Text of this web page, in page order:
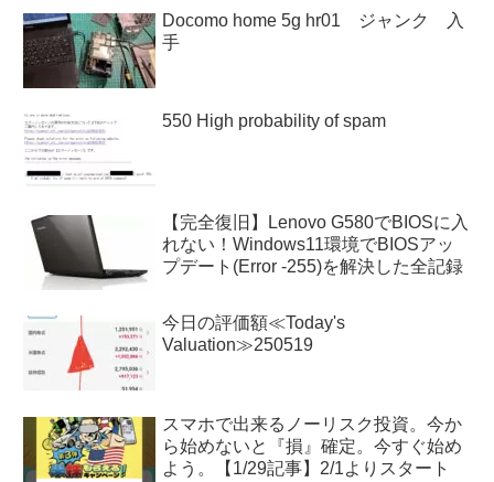
Docomo home 5g hr01 ジャンク 入
手
550 High probability of spam
【完全復旧】Lenovo G580でBIOSに入
れない！Windows11環境でBIOSアッ
プデート(Error -255)を解決した全記録
今日の評価額≪Today's
Valuation≫250519
スマホで出来るノーリスク投資。今か
ら始めないと『損』確定。今すぐ始め
よう。【1/29記事】2/1よりスタート